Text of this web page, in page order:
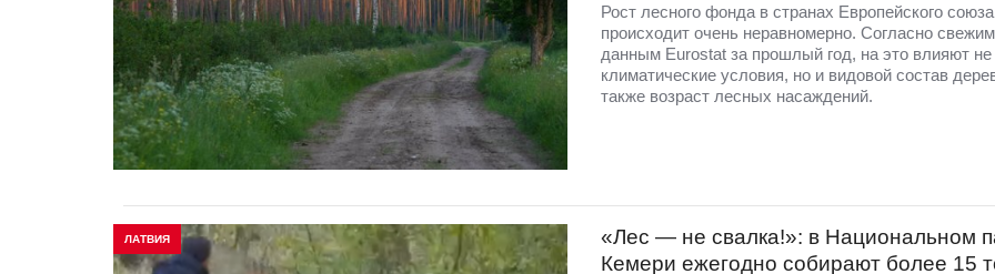
Рост лесного фонда в странах Европейского союза
происходит очень неравномерно. Согласно свежим
данным Eurostat за прошлый год, на это влияют не
климатические условия, но и видовой состав
также возраст лесных насаждений.
ЛАТВИЯ
«Лес — не свалка!»: в Национальном
Кемери ежегодно собирают более 15